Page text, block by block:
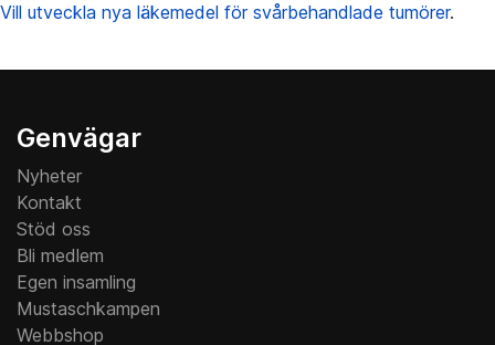
Vill utveckla nya läkemedel för svårbehandlade tumörer.
Genvägar
Nyheter
Kontakt
Stöd oss
Bli medlem
Egen insamling
Mustaschkampen
Webbshop